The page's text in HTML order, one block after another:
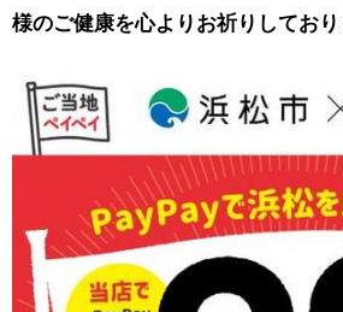
様のご健康を心よりお祈りしており